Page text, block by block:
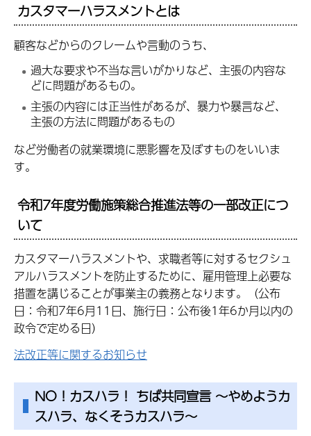
カスタマーハラスメントとは
顧客などからのクレームや言動のうち、
過大な要求や不当な言いがかりなど、主張の内容な
どに問題があるもの。
主張の内容には正当性があるが、暴力や暴言など、
主張の方法に問題があるもの
など労働者の就業環境に悪影響を及ぼすものをいいま
す。
令和7年度労働施策総合推進法等の一部改正につ
いて
カスタマーハラスメントや、求職者等に対するセクシュ
アルハラスメントを防止するために、雇用管理上必要な
措置を講じることが事業主の義務となります。（公布
日：令和7年6月11日、施行日：公布後1年6か月以内の
政令で定める日）
法改正等に関するお知らせ
NO！カスハラ！ ちば共同宣言 ～やめようカ
スハラ、なくそうカスハラ～